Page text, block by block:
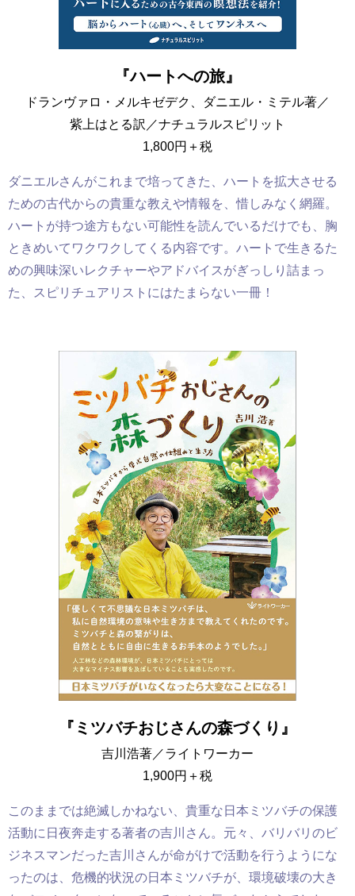
『ハートへの旅』
ドランヴァロ・メルキゼデク、ダニエル・ミテル著／
紫上はとる訳／ナチュラルスピリット
1,800円＋税
ダニエルさんがこれまで培ってきた、ハートを拡大させる
ための古代からの貴重な教えや情報を、惜しみなく網羅。
ハートが持つ途方もない可能性を読んでいるだけでも、胸
ときめいてワクワクしてくる内容です。ハートで生きるた
めの興味深いレクチャーやアドバイスがぎっしり詰まっ
た、スピリチュアリストにはたまらない一冊！
『 ミツバチおじさんの森づくり』
吉川浩著／ライトワーカー
1,900円＋税
このままでは絶滅しかねない、貴重な日本ミツバチの保護
活動に日夜奔走する著者の吉川さん。元々、バリバリのビ
ジネスマンだった吉川さんが命がけで活動を行うようにな
ったのは、危機的状況の日本ミツバチが、環境破壊の大き